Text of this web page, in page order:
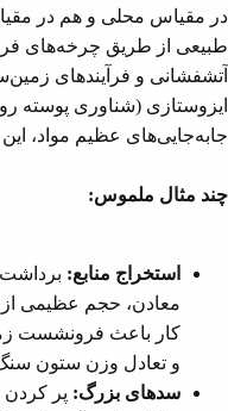
در مقیاس محلی و هم در
طبیعی از طریق چرخه‌های
آتشفشانی و فرآیندهای
ایزوستازی (شناوری پوسته
جابه‌جایی‌های عظیم مواد،
چند مثال ملموس:
استخراج منابع: برداشت
معادن، حجم عظیمی
کار باعث فرونشست
و تعادل وزن ستون
سدهای بزرگ: پر